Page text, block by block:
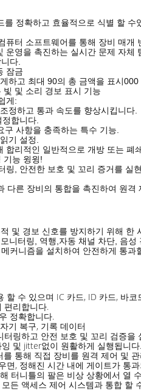
정확하고 효율적으로 식별 할 수
퓨터 소프트웨어를 통해 장비 매
영을 촉진하는 실시간 문제 자체
다.
잠금
하고 최대 90의 총 금액을 표시000
및 소리 경보 표시 기능
게:
정하고 통과 속도를 향상시킵니다.
합니다.
사항을 충족하는 특수 기능.
기 설정.
리적인 일반적으로 개방 또는 폐
기능 윙윙!
, 안전한 보호 및 꼬리 증거를 실
다른 장비의 통합을 촉진하여 원격
및 경보 신호를 방지하기 위해 한
니터링, 역행, 자동 채널 차단, 음성
커니즘을 설치하여 안전하게 통과
할 수 있으며 IC 카드, ID 카드, 바
편리합니다.
정확합니다.
기 복구, 기록 데이터
링하고 안전 보호 및 꼬리 검증을
및 jitter없이 원활하게 실행됩니다.
통해 직접 장비를 원격 제어 및
면, 정해진 시간 내에 게이트가 통
터니틀의 팔은 비상 상황에서 열
든 액세스 제어 시스템과 통합 할